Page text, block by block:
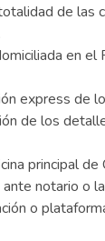
de las
en
express de
de los
principal
notario o
o